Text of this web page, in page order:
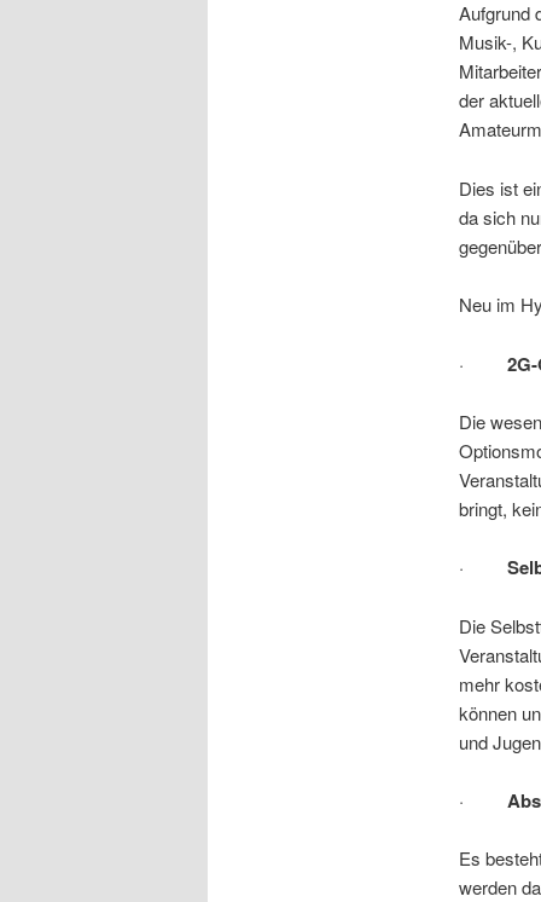
Aufgrund
Musik-,
der
Dies ist
da sich
Neu im
·
Die
bringt,
·
Die
mehr
können
und
·
Es
werden